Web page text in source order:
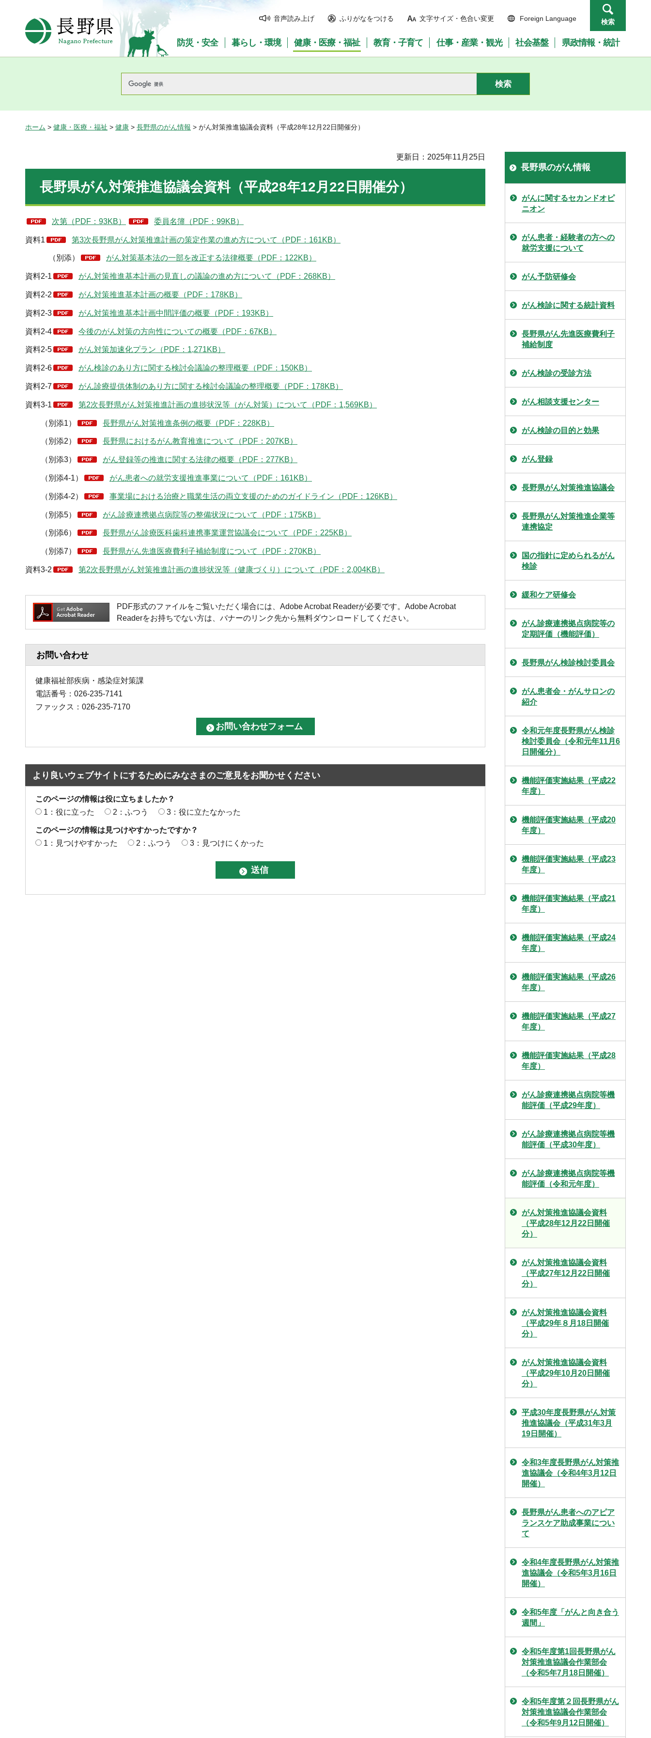
長野県Nagano Prefecture
音声読み上げ ふりがなをつける 文字サイズ・色合い変更 Foreign Language 検索
防災・安全 暮らし・環境 健康・医療・福祉 教育・子育て 仕事・産業・観光 社会基盤 県政情報・統計
ホーム > 健康・医療・福祉 > 健康 > 長野県のがん情報 > がん対策推進協議会資料（平成28年12月22日開催分）
更新日：2025年11月25日
長野県がん対策推進協議会資料（平成28年12月22日開催分）
次第（PDF：93KB） 委員名簿（PDF：99KB）
資料1 第3次長野県がん対策推進計画の策定作業の進め方について（PDF：161KB）
（別添） がん対策基本法の一部を改正する法律概要（PDF：122KB）
資料2-1 がん対策推進基本計画の見直しの議論の進め方について（PDF：268KB）
資料2-2 がん対策推進基本計画の概要（PDF：178KB）
資料2-3 がん対策推進基本計画中間評価の概要（PDF：193KB）
資料2-4 今後のがん対策の方向性についての概要（PDF：67KB）
資料2-5 がん対策加速化プラン（PDF：1,271KB）
資料2-6 がん検診のあり方に関する検討会議論の整理概要（PDF：150KB）
資料2-7 がん診療提供体制のあり方に関する検討会議論の整理概要（PDF：178KB）
資料3-1 第2次長野県がん対策推進計画の進捗状況等（がん対策）について（PDF：1,569KB）
（別添1） 長野県がん対策推進条例の概要（PDF：228KB）
（別添2） 長野県におけるがん教育推進について（PDF：207KB）
（別添3） がん登録等の推進に関する法律の概要（PDF：277KB）
（別添4-1） がん患者への就労支援推進事業について（PDF：161KB）
（別添4-2） 事業場における治療と職業生活の両立支援のためのガイドライン（PDF：126KB）
（別添5） がん診療連携拠点病院等の整備状況について（PDF：175KB）
（別添6） 長野県がん診療医科歯科連携事業運営協議会について（PDF：225KB）
（別添7） 長野県がん先進医療費利子補給制度について（PDF：270KB）
資料3-2 第2次長野県がん対策推進計画の進捗状況等（健康づくり）について（PDF：2,004KB）
PDF形式のファイルをご覧いただく場合には、Adobe Acrobat Readerが必要です。Adobe Acrobat
Readerをお持ちでない方は、バナーのリンク先から無料ダウンロードしてください。
お問い合わせ
健康福祉部疾病・感染症対策課
電話番号：026-235-7141
ファックス：026-235-7170
より良いウェブサイトにするためにみなさまのご意見をお聞かせください
このページの情報は役に立ちましたか？
1：役に立った
2：ふつう 3：役に立たなかった
このページの情報は見つけやすかったですか？
1：見つけやすかった
2：ふつう 3：見つけにくかった
長野県のがん情報
がんに関するセカンドオピ
ニオン
がん患者・経験者の方への
就労支援について
がん予防研修会
がん検診に関する統計資料
長野県がん先進医療費利子
補給制度
がん検診の受診方法
がん相談支援センター
がん検診の目的と効果
がん登録
長野県がん対策推進協議会
長野県がん対策推進企業等
連携協定
国の指針に定められるがん
検診
緩和ケア研修会
がん診療連携拠点病院等の
定期評価（機能評価）
長野県がん検診検討委員会
がん患者会・がんサロンの
紹介
令和元年度長野県がん検診
検討委員会（令和元年11月6
日開催分）
機能評価実施結果（平成22
年度）
機能評価実施結果（平成20
年度）
機能評価実施結果（平成23
年度）
機能評価実施結果（平成21
年度）
機能評価実施結果（平成24
年度）
機能評価実施結果（平成26
年度）
機能評価実施結果（平成27
年度）
機能評価実施結果（平成28
年度）
がん診療連携拠点病院等機
能評価（平成29年度）
がん診療連携拠点病院等機
能評価（平成30年度）
がん診療連携拠点病院等機
能評価（令和元年度）
がん対策推進協議会資料
（平成28年12月22日開催
分）
がん対策推進協議会資料
（平成27年12月22日開催
分）
がん対策推進協議会資料
（平成29年８月18日開催
分）
がん対策推進協議会資料
（平成29年10月20日開催
分）
平成30年度長野県がん対策
推進協議会（平成31年3月
19日開催）
令和3年度長野県がん対策推
進協議会（令和4年3月12日
開催）
長野県がん患者へのアピア
ランスケア助成事業につい
て
令和4年度長野県がん対策推
進協議会（令和5年3月16日
開催）
令和5年度「がんと向き合う
週間」
令和5年度第1回長野県がん
対策推進協議会作業部会
（令和5年7月18日開催）
令和5年度第２回長野県がん
対策推進協議会作業部会
（令和5年9月12日開催）